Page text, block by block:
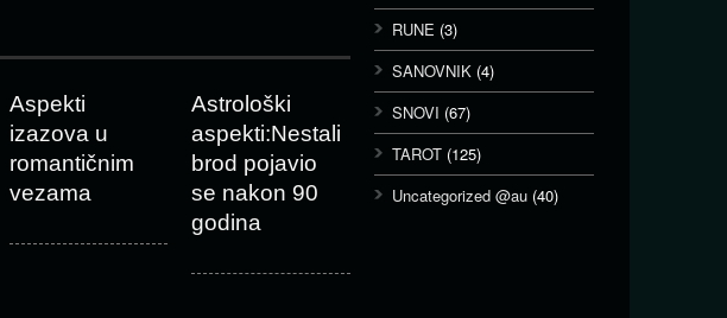
Aspekti
izazova u
romantičnim
vezama
Astrološki
aspekti:Nestali
brod pojavio
se nakon 90
godina
RUNE (3)
SANOVNIK (4)
SNOVI (67)
TAROT (125)
Uncategorized @au (40)